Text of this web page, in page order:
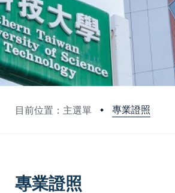
目前位置：主選單 專業證照
專業證照